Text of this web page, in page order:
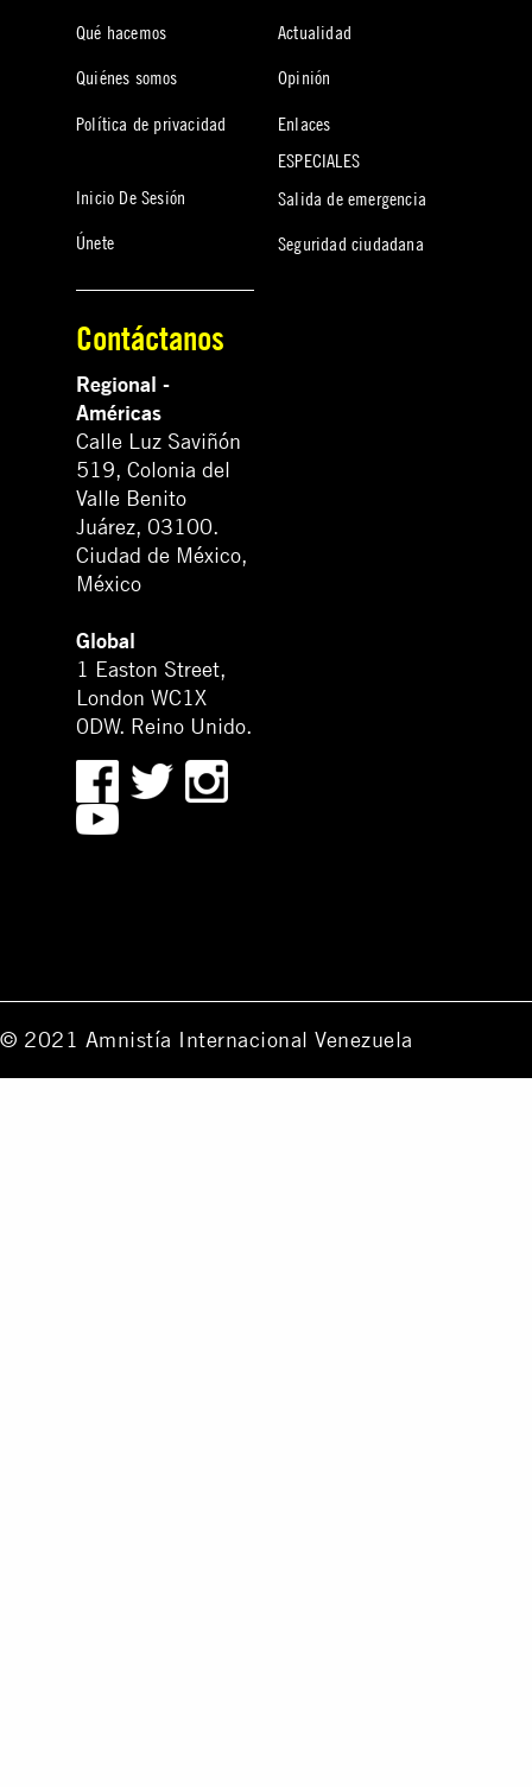
Qué hacemos
Quiénes somos
Política de privacidad
Inicio De Sesión
Únete
Actualidad
Opinión
Enlaces
ESPECIALES
Salida de emergencia
Seguridad ciudadana
Contáctanos
Regional -
Américas
Calle Luz Saviñón
519, Colonia del
Valle Benito
Juárez, 03100.
Ciudad de México,
México
Global
1 Easton Street,
London WC1X
0DW. Reino Unido.
© 2021 Amnistía Internacional Venezuela